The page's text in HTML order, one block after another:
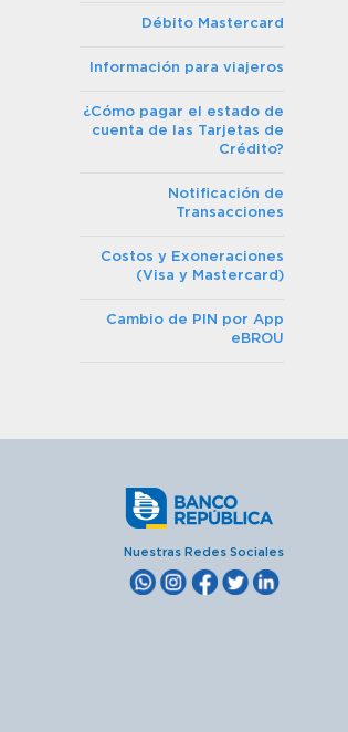
Débito Mastercard
Información para viajeros
¿Cómo pagar el estado de
cuenta de las Tarjetas de
Crédito?
Notificación de
Transacciones
Costos y Exoneraciones
(Visa y Mastercard)
Cambio de PIN por App
eBROU
Nuestras Redes Sociales